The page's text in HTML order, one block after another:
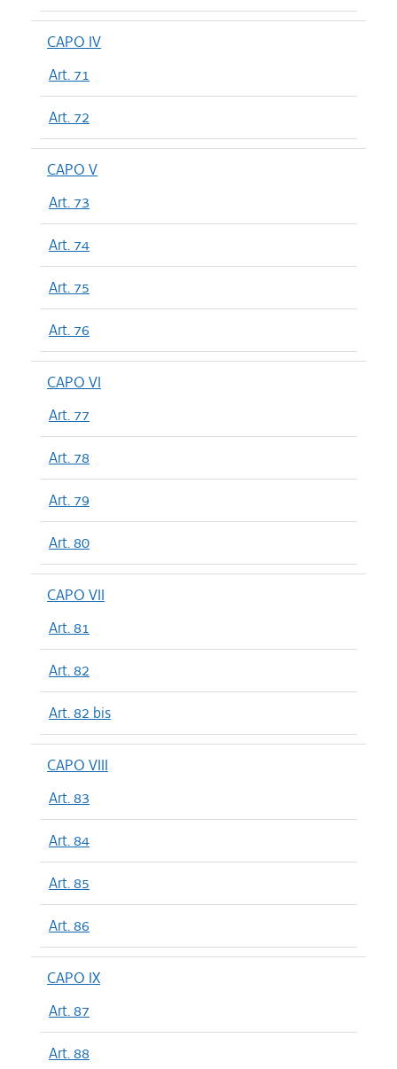
CAPO IV
Art. 71
Art. 72
CAPO V
Art. 73
Art. 74
Art. 75
Art. 76
CAPO VI
Art. 77
Art. 78
Art. 79
Art. 80
CAPO VII
Art. 81
Art. 82
Art. 82 bis
CAPO VIII
Art. 83
Art. 84
Art. 85
Art. 86
CAPO IX
Art. 87
Art. 88